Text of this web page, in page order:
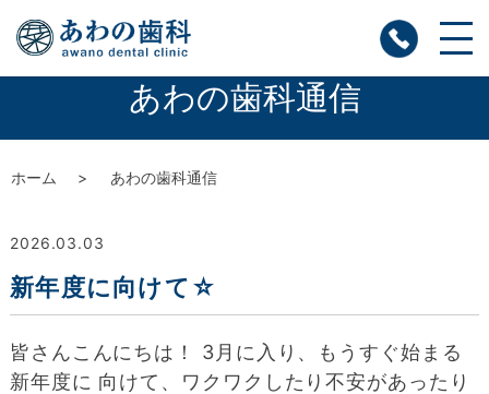
あわの歯科通信
ホーム あわの歯科通信
2026.03.03
新年度に向けて☆
皆さんこんにちは！ 3月に入り、もうすぐ始まる
新年度に 向けて、ワクワクしたり不安があったり